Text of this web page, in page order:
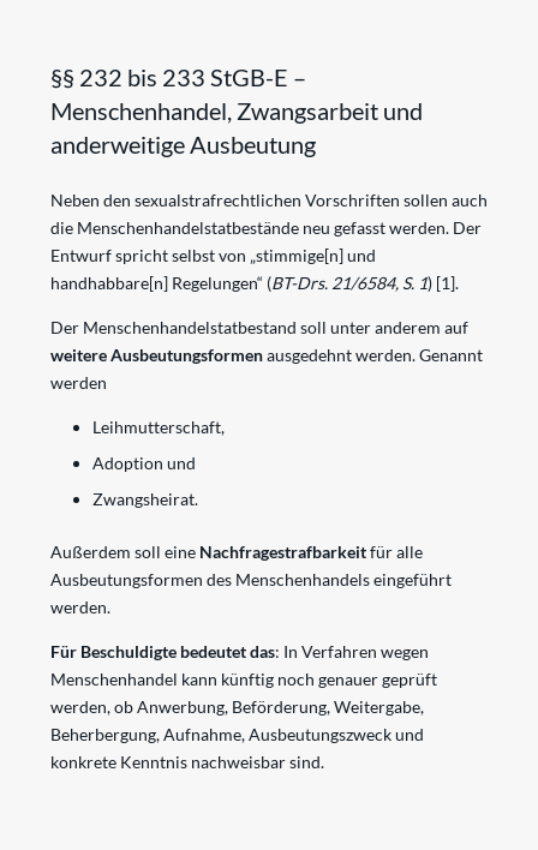
§§ 232 bis 233 StGB-E –
Menschenhandel, Zwangsarbeit und
anderweitige Ausbeutung
Neben den sexualstrafrechtlichen Vorschriften sollen auch
die Menschenhandelstatbestände neu gefasst werden. Der
Entwurf spricht selbst von „stimmige[n]und
handhabbare[n] Regelungen“ (BT-Drs. 21/6584, S. 1) [1].
Der Menschenhandelstatbestand soll unter anderem auf
weitere Ausbeutungsformenausgedehnt werden. Genannt
werden
Leihmutterschaft,
Adoption und
Zwangsheirat.
Außerdem soll eine Nachfragestrafbarkeitfür alle
Ausbeutungsformen des Menschenhandels eingeführt
werden.
Für Beschuldigte bedeutet das: In Verfahren wegen
Menschenhandel kann künftig noch genauer geprüft
werden, ob Anwerbung, Beförderung, Weitergabe,
Beherbergung, Aufnahme, Ausbeutungszweck und
konkrete Kenntnis nachweisbar sind.